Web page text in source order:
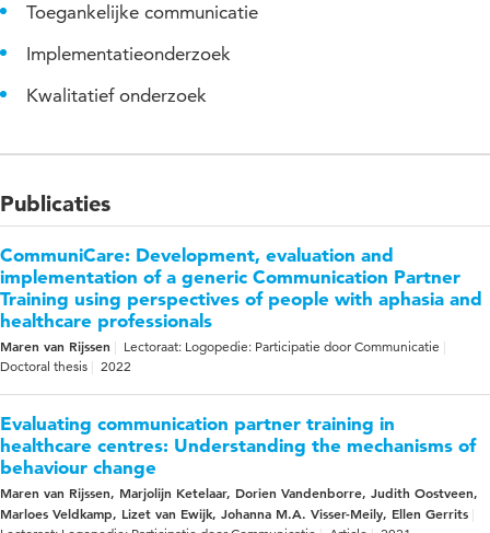
Toegankelijke communicatie
Implementatieonderzoek
Kwalitatief onderzoek
Publicaties
CommuniCare: Development, evaluation and
implementation of a generic Communication Partner
Training using perspectives of people with aphasia and
healthcare professionals
Maren van Rijssen
Lectoraat: Logopedie: Participatie door Communicatie
Doctoral thesis
2022
Evaluating communication partner training in
healthcare centres: Understanding the mechanisms of
behaviour change
Maren van Rijssen, Marjolijn Ketelaar, Dorien Vandenborre, Judith Oostveen,
Marloes Veldkamp, Lizet van Ewijk, Johanna M.A. Visser-Meily, Ellen Gerrits